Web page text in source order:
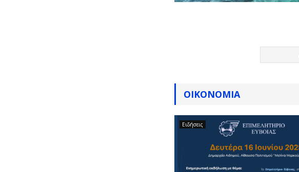
ΟΙΚΟΝΟΜΊΑ
Ειδήσεις